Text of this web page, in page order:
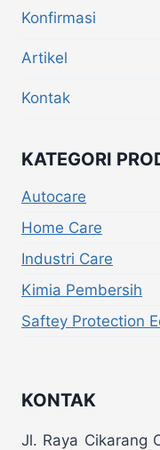
Konfirmasi
Artikel
Kontak
KATEGORI
Autocare
Home Care
Industri Care
Kimia Pembersih
Saftey Protection
KONTAK
Jl. Raya Cikarang